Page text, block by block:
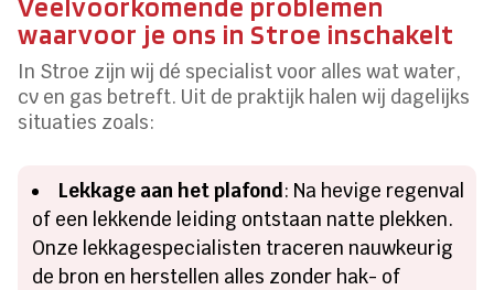
waarvoor je ons in Stroe inschakelt
In Stroe zijn wij dé specialist voor alles wat water,
cv en gas betreft. Uit de praktijk halen wij dagelijks
situaties zoals:
Lekkage aan het plafond: Na hevige regenval
of een lekkende leiding ontstaan natte plekken.
Onze lekkagespecialisten traceren nauwkeurig
de bron en herstellen alles zonder hak- of